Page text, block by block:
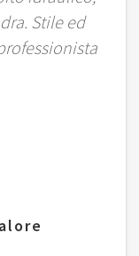
Stile ed